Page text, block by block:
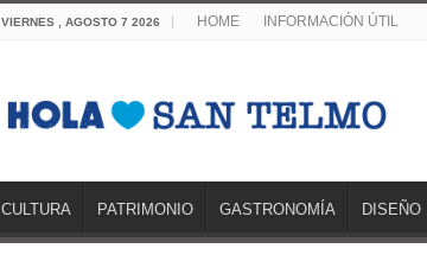
VIERNES , AGOSTO 7 2026 HOME INFORMACIÓN ÚTIL
CULTURA PATRIMONIO GASTRONOMÍA DISEÑO